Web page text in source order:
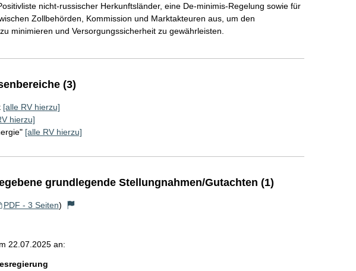
nicht-russischer Herkunftsländer, eine De-minimis-Regelung sowie für
Zollbehörden, Kommission und Marktakteuren aus, um den
minimieren und Versorgungssicherheit zu gewährleisten.
(3)
[alle RV hierzu]
hierzu]
[alle RV hierzu]
grundlegende Stellungnahmen/Gutachten (1)
PDF - 3 Seiten)
22.07.2025 an: